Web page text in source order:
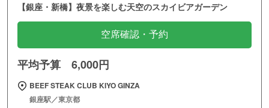
【銀座・新橋】夜景を楽しむ天空のスカイビアガーデン
空席確認・予約
平均予算 6,000円
BEEF STEAK CLUB KIYO GINZA
銀座駅／東京都